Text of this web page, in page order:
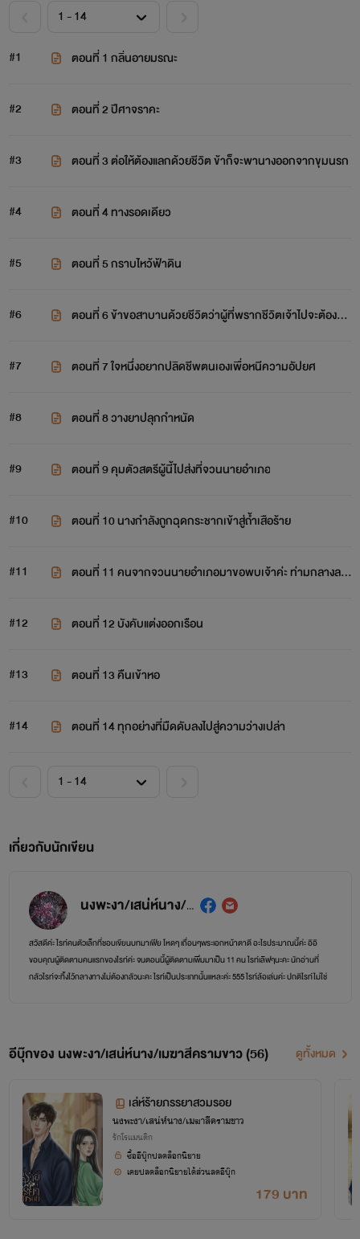
#1 ตอนที่ 1 กลิ่นอายมรณะ
#2 ตอนที่ 2 ปีศาจราคะ
#3 ตอนที่ 3 ต่อให้ต้องแลกด้วยชีวิต ข้าก็จะพานางออกจากขุมนรก
#4 ตอนที่ 4 ทางรอดเดียว
#5 ตอนที่ 5 กราบไหว้ฟ้าดิน
#6
ตอนที่ 6 ข้าขอสาบานด้วยชีวิตว่าผู้ที่พรากชีวิตเจ้าไปจะต้องชด
#7
ตอนที่ 7 ใจหนึ่งอยากปลิดชีพตนเองเพื่อหนีความอัปยศ
#8 ตอนที่ 8 วางยาปลุกกำหนัด
#9 ตอนที่ 9 คุมตัวสตรีผู้นี้ไปส่งที่จวนนายอำเภอ
#10 ตอนที่ 10 นางกำลังถูกฉุดกระชากเข้าสู่ถ้ำเสือร้าย
#11
ตอนที่ 11 คนจากจวนนายอำเภอมาขอพบเจ้าค่ะ ท่ามกลางลา
แรกเริ่
#12 ตอนที่ 12 บังคับแต่งออกเรือน
#13 ตอนที่ 13 คืนเข้าหอ
#14 ตอนที่ 14 ทุกอย่างที่มืดดับลงไปสู่ความว่างเปล่า
เกี่ยวกับนักเขียน
นงพะงา/เสน่ห์นาง/เมฆาสีครามขาว
สวัสดีค่ะ ไรท์คนตัวเล็กที่ชอบเขียนบทมาเฟีย โหดๆ เถื่อนๆพระเอกหน้าตาดี อะไรประมาณนี้ค่ะ อิอิ
ขอบคุณผู้ติดตามคนแรกของไรท์ค่ะ จนตอนนี้ผู้ติดตามเพิ่มมาเป็น 11 คน ไรท์เลิฟๆนะคะ นักอ่านที่
กลัวไรท์จะทิ้งไว้กลางทางไม่ต้องกลัวนะคะ ไรท์เป็นประเภทนั้นแหละค่ะ 555 ไรท์ล้อเล่นค่ะ ปกติไรท์ไม่ใช่
อีบุ๊กของ นงพะงา/เสน่ห์นาง/เมฆาสีครามขาว (56) ดูทั้งหมด
เล่ห์ร้ายภรรยาสวมรอย
นงพะงา/เสน่ห์นาง/เมฆาสีครามขาว
รักโรแมนติก
179 บาท
ซื้ออีบุ๊กปลดล็อกนิยาย
เคยปลดล็อกนิยายได้ส่วนลดอีบุ๊ก